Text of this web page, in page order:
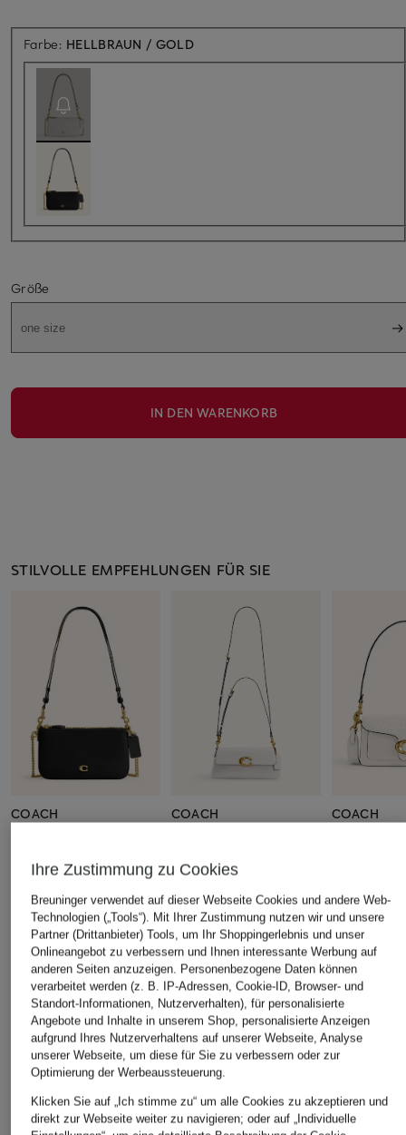
Farbe: HELLBRAUN / GOLDAktuell nicht verfügbar
Größe
one size
IN DEN WARENKORB
STILVOLLE EMPFEHLUNGEN FÜR SIE
COACH
275 €
COACH
349,99 €
COACH
ÄHNLICHE ARTIKEL ENTDECKEN
Ihre Zustimmung zu Cookies
Breuninger verwendet auf dieser Webseite Cookies und andere Web-
Technologien („Tools“). Mit Ihrer Zustimmung nutzen wir und unsere
Partner (Drittanbieter) Tools, um Ihr Shoppingerlebnis und unser
Onlineangebot zu verbessern und Ihnen interessante Werbung auf
anderen Seiten anzuzeigen. Personenbezogene Daten können
verarbeitet werden (z. B. IP-Adressen, Cookie-ID, Browser- und
Standort-Informationen, Nutzerverhalten), für personalisierte
Angebote und Inhalte in unserem Shop, personalisierte Anzeigen
aufgrund Ihres Nutzerverhaltens auf unserer Webseite, Analyse
unserer Webseite, um diese für Sie zu verbessern oder zur
Optimierung der Werbeaussteuerung.
Klicken Sie auf „Ich stimme zu“ um alle Cookies zu akzeptieren und
direkt zur Webseite weiter zu navigieren; oder auf „Individuelle